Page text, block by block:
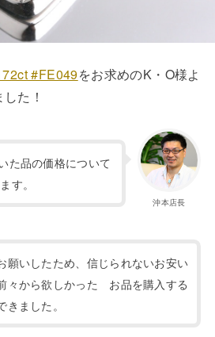
#FE049をお求めのK・O様よ
た！
沖本店長
た品の価格について
す。
願いしたため、信じられないお安い
々から欲しかった お品を購入する
きました。